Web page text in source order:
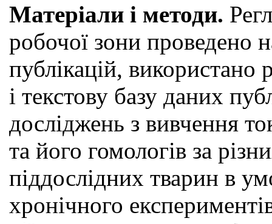
Матеріали і методи.
робочої зони проведено
публікацій, використано
і текстову базу даних
досліджень з вивчення
та його гомологів за
піддослідних тварин в
хронічного